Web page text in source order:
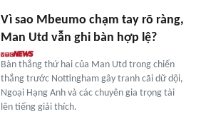
Vì sao Mbeumo chạm tay rõ ràng,
Man Utd vẫn ghi bàn hợp lệ?
Bàn thắng thứ hai của Man Utd trong chiến
thắng trước Nottingham gây tranh cãi dữ dội,
Ngoại Hạng Anh và các chuyên gia trọng tài
lên tiếng giải thích.